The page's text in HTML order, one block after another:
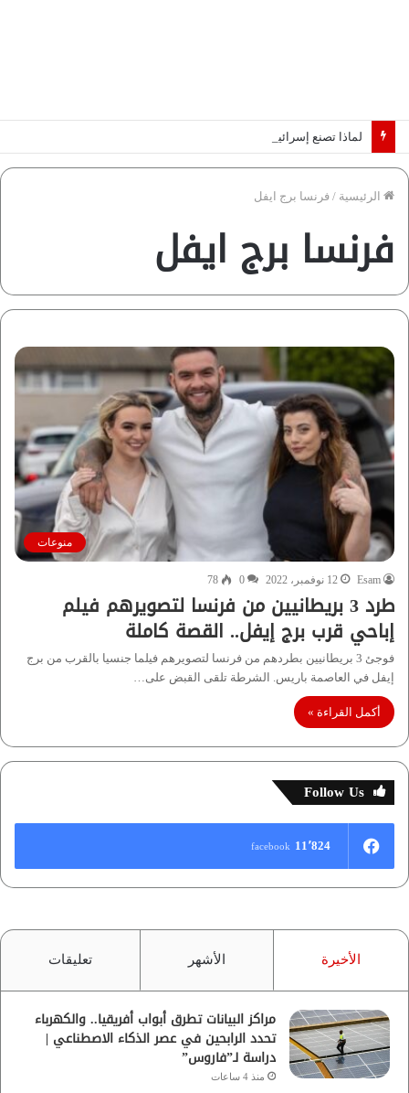
الرئيسية / فرنسا برج ايفل
فرنسا برج ايفل
منوعات
Esam 12 نوفمبر، 2022 0
78
طرد 3 بريطانيين من فرنسا لتصويرهم فيلم
إباحي قرب برج إيفل.. القصة كاملة
فوجئ 3 بريطانيين بطردهم من فرنسا لتصويرهم فيلما جنسيا بالقرب من برج
إيفل في العاصمة باريس. الشرطة تلقى القبض على…
أكمل القراءة »
Follow Us
11٬824 facebook
الأخيرة الأشهر تعليقات
مراكز البيانات تطرق أبواب أفريقيا.. والكهرباء
تحدد الرابحين في عصر الذكاء الاصطناعي |
دراسة لـ”فاروس”
منذ 4 ساعات